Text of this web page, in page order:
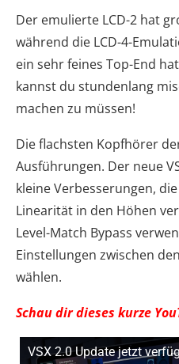
Der emulierte LCD-2 hat
während die LCD-4-
ein sehr feines Top-End
kannst du stundenlang
machen zu müssen!
Die flachsten Kopfhörer
Ausführungen. Der neue
kleine Verbesserungen,
Linearität in den Höhen
Level-Match Bypass
Einstellungen zwischen
wählen.
Schau dir dieses kurze
VSX 2.0 Update jetzt